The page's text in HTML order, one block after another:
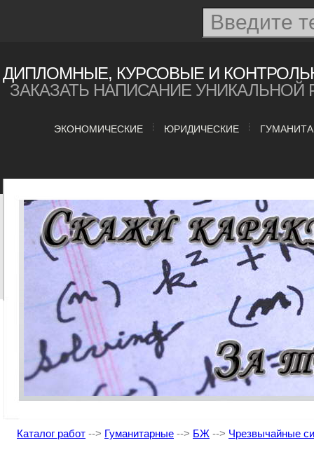
ДИПЛОМНЫЕ, КУРСОВЫЕ И
ЗАКАЗАТЬ НАПИСАНИЕ
ЭКОНОМИЧЕСКИЕ ЮРИДИЧЕСКИЕ
Каталог работ --> Гуманитарные --> БЖ --> Чрезвычайные